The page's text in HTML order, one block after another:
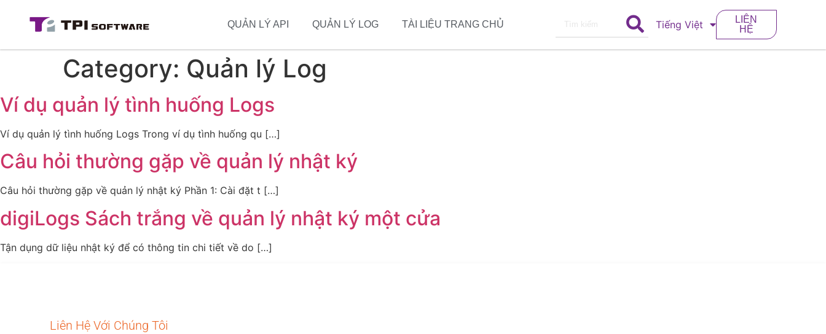
QUẢN LÝ API QUẢN LÝ LOG TÀI LIỆU TRANG CHỦ Tiếng Việt
LIÊN
HỆ
Category: Quản lý Log
Ví dụ quản lý tình huống Logs
Ví dụ quản lý tình huống Logs Trong ví dụ tình huống qu […]
Câu hỏi thường gặp về quản lý nhật ký
Câu hỏi thường gặp về quản lý nhật ký Phần 1: Cài đặt t […]
digiLogs Sách trắng về quản lý nhật ký một cửa
Tận dụng dữ liệu nhật ký để có thông tin chi tiết về do […]
Liên Hệ Với Chúng Tôi